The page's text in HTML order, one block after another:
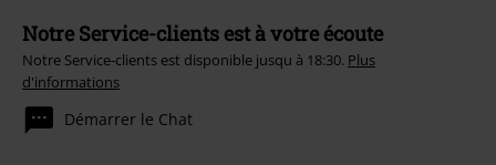
Notre Service-clients est à votre écoute
Notre Service-clients est disponible jusqu à 18:30. Plus
d'informations
Démarrer le Chat